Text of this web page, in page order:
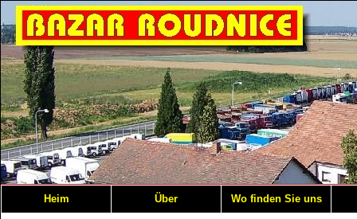
Heim Über Wo finden Sie uns